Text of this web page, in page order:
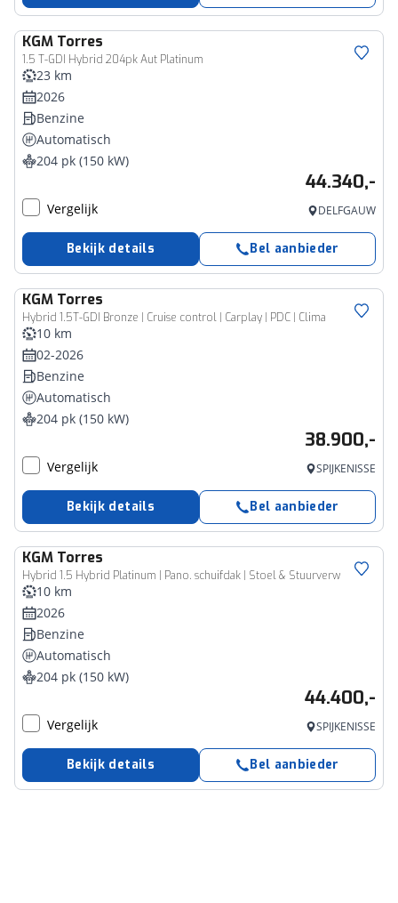
KGM Torres
1.5 T-GDI Hybrid 204pk Aut Platinum
23 km
2026
Benzine
Automatisch
204 pk (150 kW)
44.340,-
Vergelijk DELFGAUW
Bekijk details Bel aanbieder
KGM Torres
Hybrid 1.5T-GDI Bronze | Cruise control | Carplay | PDC | Clima
10 km
02-2026
Benzine
Automatisch
204 pk (150 kW)
38.900,-
Vergelijk SPIJKENISSE
Bekijk details Bel aanbieder
KGM Torres
Hybrid 1.5 Hybrid Platinum | Pano. schuifdak | Stoel & Stuurverw
10 km
2026
Benzine
Automatisch
204 pk (150 kW)
44.400,-
Vergelijk SPIJKENISSE
Bekijk details Bel aanbieder